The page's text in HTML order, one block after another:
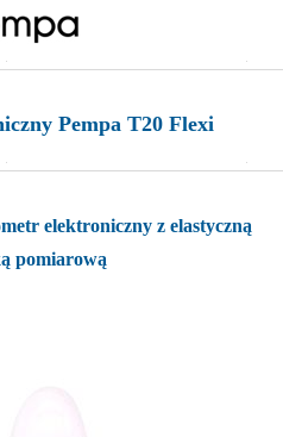
Pempa T20 Flexi
elektroniczny z elastyczną
pomiarową